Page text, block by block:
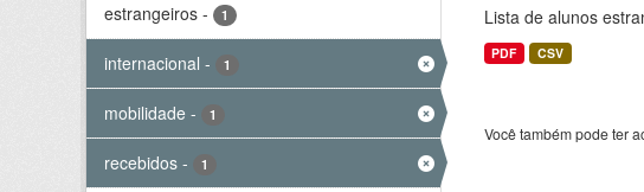
estrangeiros - 1
internacional - 1
mobilidade - 1
recebidos - 1
Lista de alunos
PDF CSV
Você também pode ter